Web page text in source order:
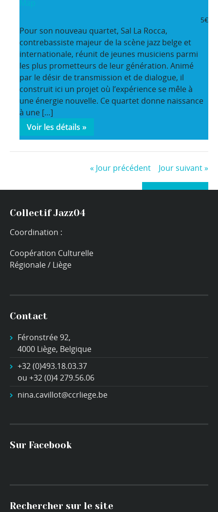
5€
Pour son nouveau quartet, Sal La Rocca,
contrebassiste majeur de la scène jazz belge et
internationale, réunit de jeunes musiciens parmi
les plus prometteurs de leur génération. Animé
par le désir de transmission et de dialogue, il
construit ici un projet où l’expérience se mêle à
une énergie nouvelle. Ce quartet donne naissance
à une […]
Voir les détails »
« Jour précédent Jour suivant»
Collectif Jazz04
Coordination :
Coopération Culturelle
Régionale / Liège
Contact
Féronstrée 92,
4000 Liège, Belgique
+32 (0)493.18.03.37
ou +32 (0)4 279.56.06
nina.cavillot@ccrliege.be
Sur Facebook
Rechercher sur le site